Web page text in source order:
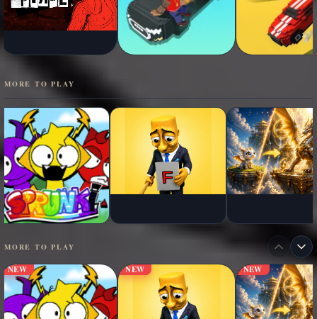
MORE TO PLAY
MORE TO PLAY
NEW NEW NEW